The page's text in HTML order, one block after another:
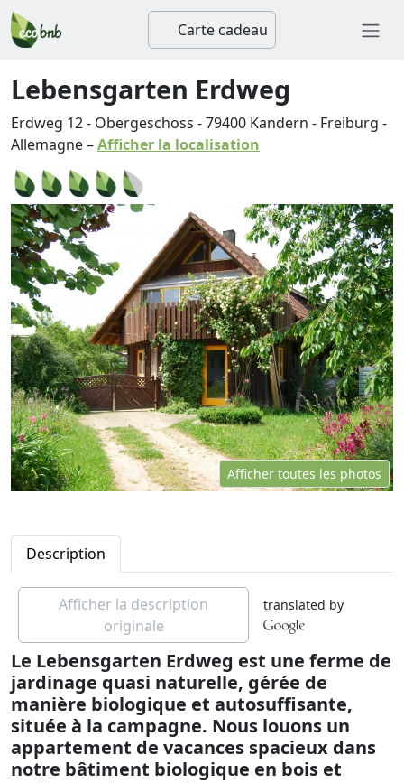
Carte cadeau
Lebensgarten Erdweg
Erdweg 12 - Obergeschoss -79400 Kandern - Freiburg -
Allemagne–Afficher la localisation
Afficher toutes les photos
Description
Afficher la description
originale
translated by
Le Lebensgarten Erdweg est une ferme de
jardinage quasi naturelle, gérée de
manière biologique et autosuffisante,
située à la campagne. Nous louons un
appartement de vacances spacieux dans
notre bâtiment biologique en bois et